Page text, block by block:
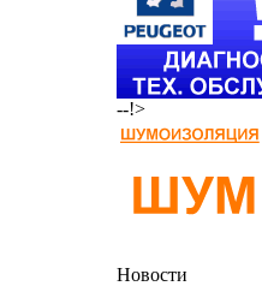
--!>
Новости